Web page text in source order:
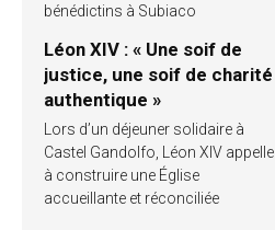
bénédictins à Subiaco
Léon XIV : « Une soif de
justice, une soif de charité
authentique »
Lors d’un déjeuner solidaire à
Castel Gandolfo, Léon XIV appelle
à construire une Église
accueillante et réconciliée